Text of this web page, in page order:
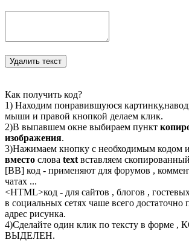
Как получить код?
1) Находим понравившуюся
мыши и правой кнопкой делаем клик.
2)В выпавшем окне выбираем пункт
изображения.
3)Нажимаем кнопку с необходимым кодом
вместо слова text вставляем
[BB] код - применяют для форумов ,
чатах ...
<HTML>код - для сайтов , блогов ,
в социальных сетях чаше всего достаточно
адрес рисунка.
4)Сделайте один клик по тексту в форме
ВЫДЕЛЕН.